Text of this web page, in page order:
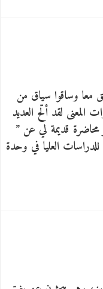
معا وساقوا سياق من
لقد ألّح العديد
محاضرة قديمة لي عن ”
العليا في وحدة